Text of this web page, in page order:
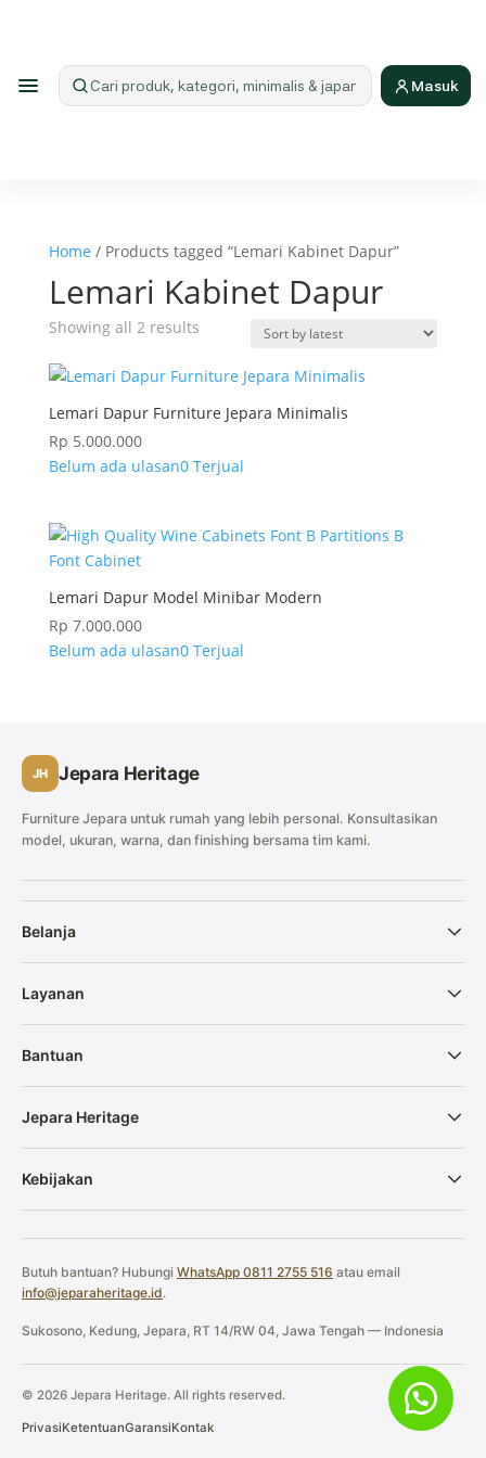
Cari produk Masuk
Home / Products tagged “Lemari Kabinet Dapur”
Lemari Kabinet Dapur
Showing all 2 resultsSorted
Lemari Dapur Furniture Jepara Minimalis
Rp 5.000.000
Belum ada ulasan0 Terjual
Lemari Dapur Model Minibar Modern
Rp 7.000.000
Belum ada ulasan0 Terjual
JH Jepara Heritage
Furniture Jepara untuk rumah yang lebih personal. Konsultasikan
model, ukuran, warna, dan finishing bersama tim kami.
Belanja
Layanan
Bantuan
Jepara Heritage
Kebijakan
Butuh bantuan? Hubungi WhatsApp 0811 2755 516 atau email
info@jeparaheritage.id.
Sukosono, Kedung, Jepara, RT 14/RW 04, Jawa Tengah — Indonesia
© 2026 Jepara Heritage. All rights reserved.
PrivasiKetentuanGaransiKontak